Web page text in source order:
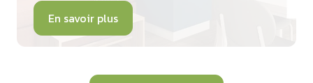
En savoir plus